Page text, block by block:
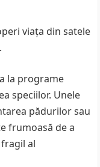
viața din satele
la programe
speciilor. Unele
pădurilor sau
frumoasă de a
al